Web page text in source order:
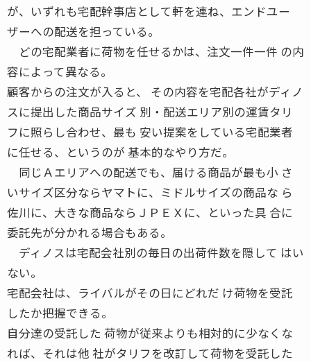
が、いずれも宅配幹事店として軒を連ね、エンドユー
ザーへの配送を担っている。
どの宅配業者に荷物を任せるかは、注文一件一件 の内
容によって異なる。
顧客からの注文が入ると、 その内容を宅配各社がディノ
スに提出した商品サイズ 別・配送エリア別の運賃タリ
フに照らし合わせ、最も 安い提案をしている宅配業者
に任せる、というのが 基本的なやり方だ。
同じＡエリアへの配送でも、届ける商品が最も小 さ
いサイズ区分ならヤマトに、ミドルサイズの商品な ら
佐川に、大きな商品ならＪＰＥＸに、といった具 合に
委託先が分かれる場合もある。
ディノスは宅配会社別の毎日の出荷件数を隠して はい
ない。
宅配会社は、ライバルがその日にどれだ け荷物を受託
したか把握できる。
自分達の受託した 荷物が従来よりも相対的に少なくな
れば、それは他 社がタリフを改訂して荷物を受託した